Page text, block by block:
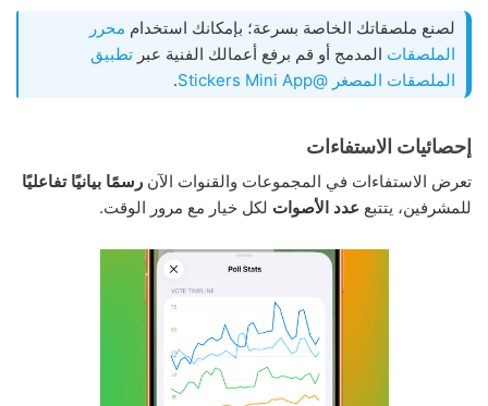
لصنع ملصقاتك الخاصة بسرعة؛ بإمكانك استخدام محرر
الملصقات المدمج أو قم برفع أعمالك الفنية عبر تطبيق
الملصقات المصغر @Stickers Mini App
.
إحصائيات الاستفاءات
تعرض الاستفاءات في المجموعات والقنوات الآن رسمًا بيانيًا تفاعليًا
للمشرفين، يتتبع عدد الأصوات لكل خيار مع مرور الوقت.